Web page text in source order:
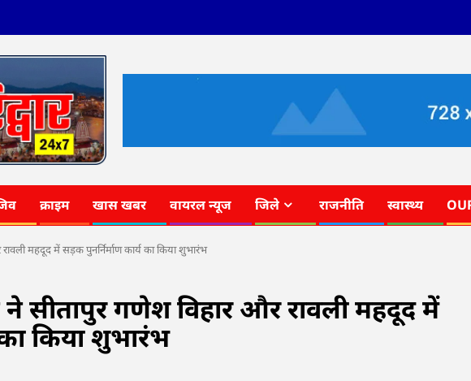
क्राइम खास खबर वायरल न्यूज जिले राजनीति स्वास्थ्य
महदूद में सड़क पुनर्निर्माण कार्य का किया शुभारंभ
सीतापुर गणेश विहार और रावली महदूद में
किया शुभारंभ